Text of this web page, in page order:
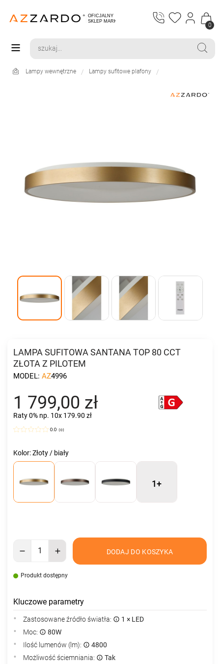
0
Lampy wewnętrzne Lampy sufitowe plafony
LAMPA SUFITOWA SANTANA TOP 80 CCT
ZŁOTA Z PILOTEM
MODEL: AZ4996
1 799,00 zł
Raty 0% np. 10x 179.90 zł
0.0 (0)
Kolor: Złoty / biały
1+
DODAJ DO KOSZYKA
Produkt dostępny
Kluczowe parametry
Zastosowane źródło światła:
1 × LED
Moc:
80W
Ilość lumenów (lm):
4800
Możliwość ściemniania:
Tak